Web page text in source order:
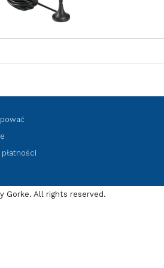
Gorke. All rights reserved.